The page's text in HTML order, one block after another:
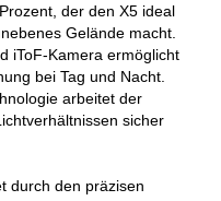
der den X5 ideal
Gelände macht.
iToF-Kamera ermöglicht
bei Tag und Nacht.
arbeitet der
sicher
durch den präzisen